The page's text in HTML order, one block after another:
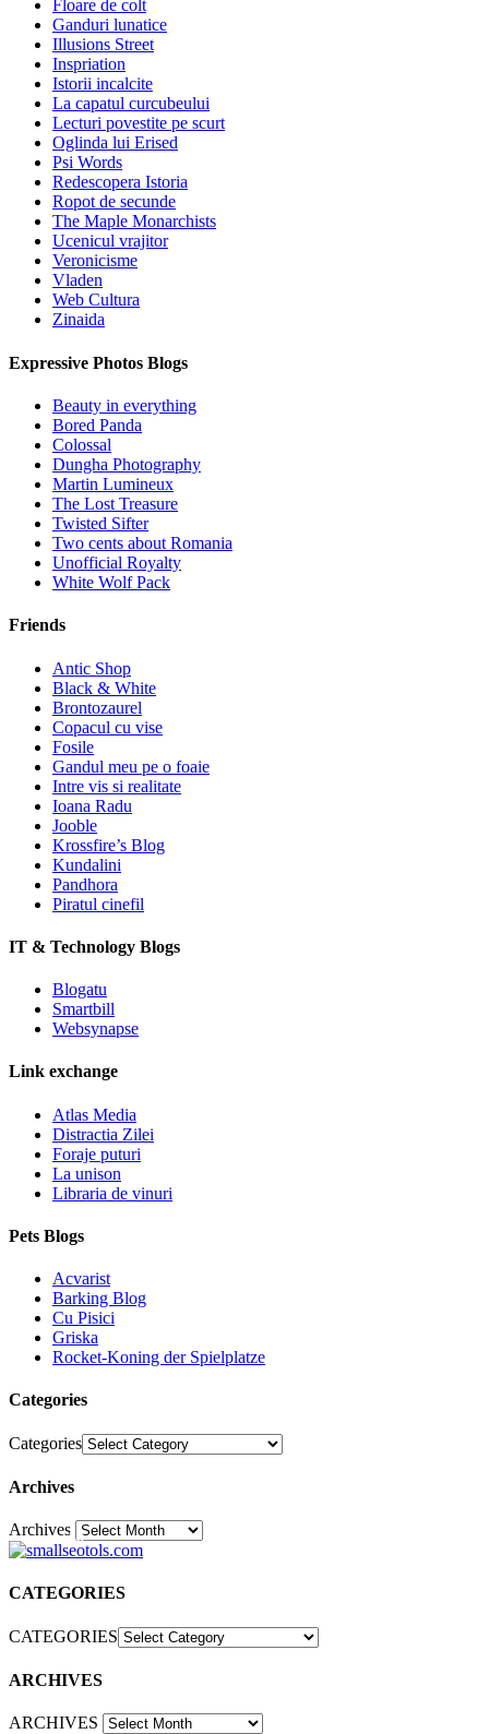
Floare de colt
Ganduri lunatice
Illusions Street
Inspriation
Istorii incalcite
La capatul curcubeului
Lecturi povestite pe scurt
Oglinda lui Erised
Psi Words
Redescopera Istoria
Ropot de secunde
The Maple Monarchists
Ucenicul vrajitor
Veronicisme
Vladen
Web Cultura
Zinaida
Expressive Photos Blogs
Beauty in everything
Bored Panda
Colossal
Dungha Photography
Martin Lumineux
The Lost Treasure
Twisted Sifter
Two cents about Romania
Unofficial Royalty
White Wolf Pack
Friends
Antic Shop
Black & White
Brontozaurel
Copacul cu vise
Fosile
Gandul meu pe o foaie
Intre vis si realitate
Ioana Radu
Jooble
Krossfire’s Blog
Kundalini
Pandhora
Piratul cinefil
IT & Technology Blogs
Blogatu
Smartbill
Websynapse
Link exchange
Atlas Media
Distractia Zilei
Foraje puturi
La unison
Libraria de vinuri
Pets Blogs
Acvarist
Barking Blog
Cu Pisici
Griska
Rocket-Koning der Spielplatze
Categories
Categories
Archives
Archives30
CATEGORIES
CATEGORIES
ARCHIVES
ARCHIVES